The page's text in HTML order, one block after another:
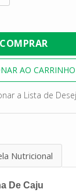
a Lista de
Nutricional
De Caju